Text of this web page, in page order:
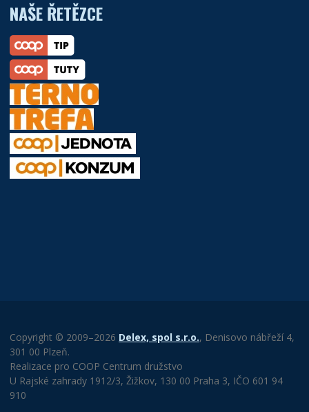
NAŠE ŘETĚZCE
Copyright © 2009–2026 Delex, spol s.r.o., Denisovo nábřeží 4,
301 00 Plzeň.
Realizace pro COOP Centrum družstvo
U Rajské zahrady 1912/3, Žižkov, 130 00 Praha 3, IČO 601 94
910